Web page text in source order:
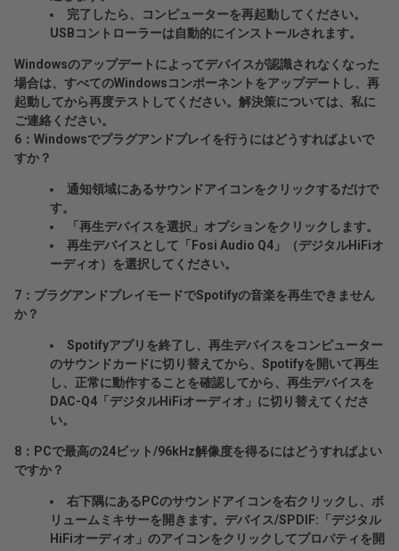
完了したら、コンピューターを再起動してください。
USBコントローラーは自動的にインストールされます。
Windowsのアップデートによってデバイスが認識されなくなった
場合は、すべてのWindowsコンポーネントをアップデートし、再
起動してから再度テストしてください。解決策については、私に
ご連絡ください。
6：Windowsでプラグアンドプレイを行うにはどうすればよいで
すか？
通知領域にあるサウンドアイコンをクリックするだけで
す。
「再生デバイスを選択」オプションをクリックします。
再生デバイスとして「Fosi Audio Q4」（デジタルHiFiオ
ーディオ）を選択してください。
7：プラグアンドプレイモードでSpotifyの音楽を再生できません
か？
Spotifyアプリを終了し、再生デバイスをコンピューター
のサウンドカードに切り替えてから、Spotifyを開いて再生
し、正常に動作することを確認してから、再生デバイスを
DAC-Q4「デジタルHiFiオーディオ」に切り替えてくださ
い。
8：PCで最高の24ビット/96kHz解像度を得るにはどうすればよい
ですか？
右下隅にあるPCのサウンドアイコンを右クリックし、ボ
リュームミキサーを開きます。デバイス/SPDIF:「デジタル
HiFiオーディオ」のアイコンをクリックしてプロパティを開